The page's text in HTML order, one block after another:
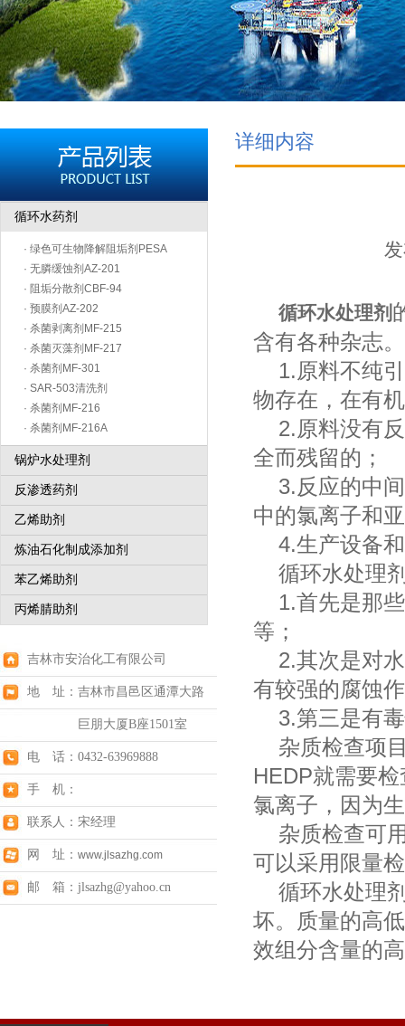
循环水药剂
· 绿色可生物降解阻垢剂PESA
· 无膦缓蚀剂AZ-201
· 阻垢分散剂CBF-94
· 预膜剂AZ-202
· 杀菌剥离剂MF-215
· 杀菌灭藻剂MF-217
· 杀菌剂MF-301
· SAR-503清洗剂
· 杀菌剂MF-216
· 杀菌剂MF-216A
锅炉水处理剂
反渗透药剂
乙烯助剂
炼油石化制成添加剂
苯乙烯助剂
丙烯腈助剂
吉林市安治化工有限公司
地 址：吉林市昌邑区通潭大路
巨朋大厦B座1501室
电 话：0432-63969888
手 机：
联系人：宋经理
网 址： www.jlsazhg.com
邮 箱：jlsazhg@yahoo.cn
详细内容
循环水处理剂
含有各种杂志
1.原料不纯引
物存在，在有
2.原料没有反
全而残留的；
3.反应的中间
中的氯离子和
4.生产设备和
循环水处理
1.首先是那些
等；
2.其次是对水
有较强的腐蚀
3.第三是有毒
杂质检查项
HEDP就需要
氯离子，因为
杂质检查可
可以采用限量
循环水处理
坏。质量的高
效组分含量的